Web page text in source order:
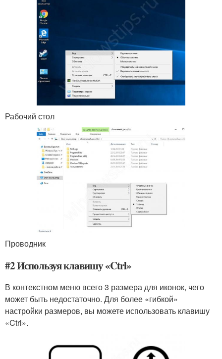
Рабочий стол
Проводник
#2 Используя клавишу «Ctrl»
В контекстном меню всего 3 размера для иконок, чего
может быть недостаточно. Для более «гибкой»
настройки размеров, вы можете использовать клавишу
«Ctrl».